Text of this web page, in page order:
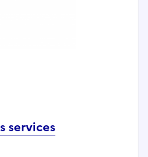
services